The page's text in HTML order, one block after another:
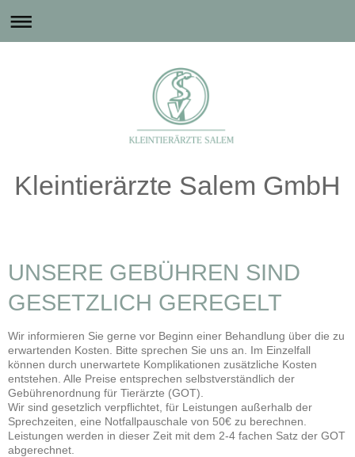
Kleintierärzte Salem GmbH
UNSERE GEBÜHREN SIND
GESETZLICH GEREGELT
Wir informieren Sie gerne vor Beginn einer Behandlung über die zu
erwartenden Kosten. Bitte sprechen Sie uns an. Im Einzelfall
können durch unerwartete Komplikationen zusätzliche Kosten
entstehen. Alle Preise entsprechen selbstverständlich der
Gebührenordnung für Tierärzte (GOT).
Wir sind gesetzlich verpflichtet, für Leistungen außerhalb der
Sprechzeiten, eine Notfallpauschale von 50€ zu berechnen.
Leistungen werden in dieser Zeit mit dem 2-4 fachen Satz der GOT
abgerechnet.